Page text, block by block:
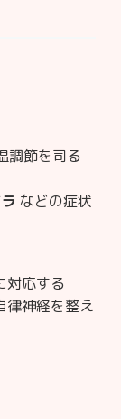
調節を司る
などの症状
対応する
律神経を整え